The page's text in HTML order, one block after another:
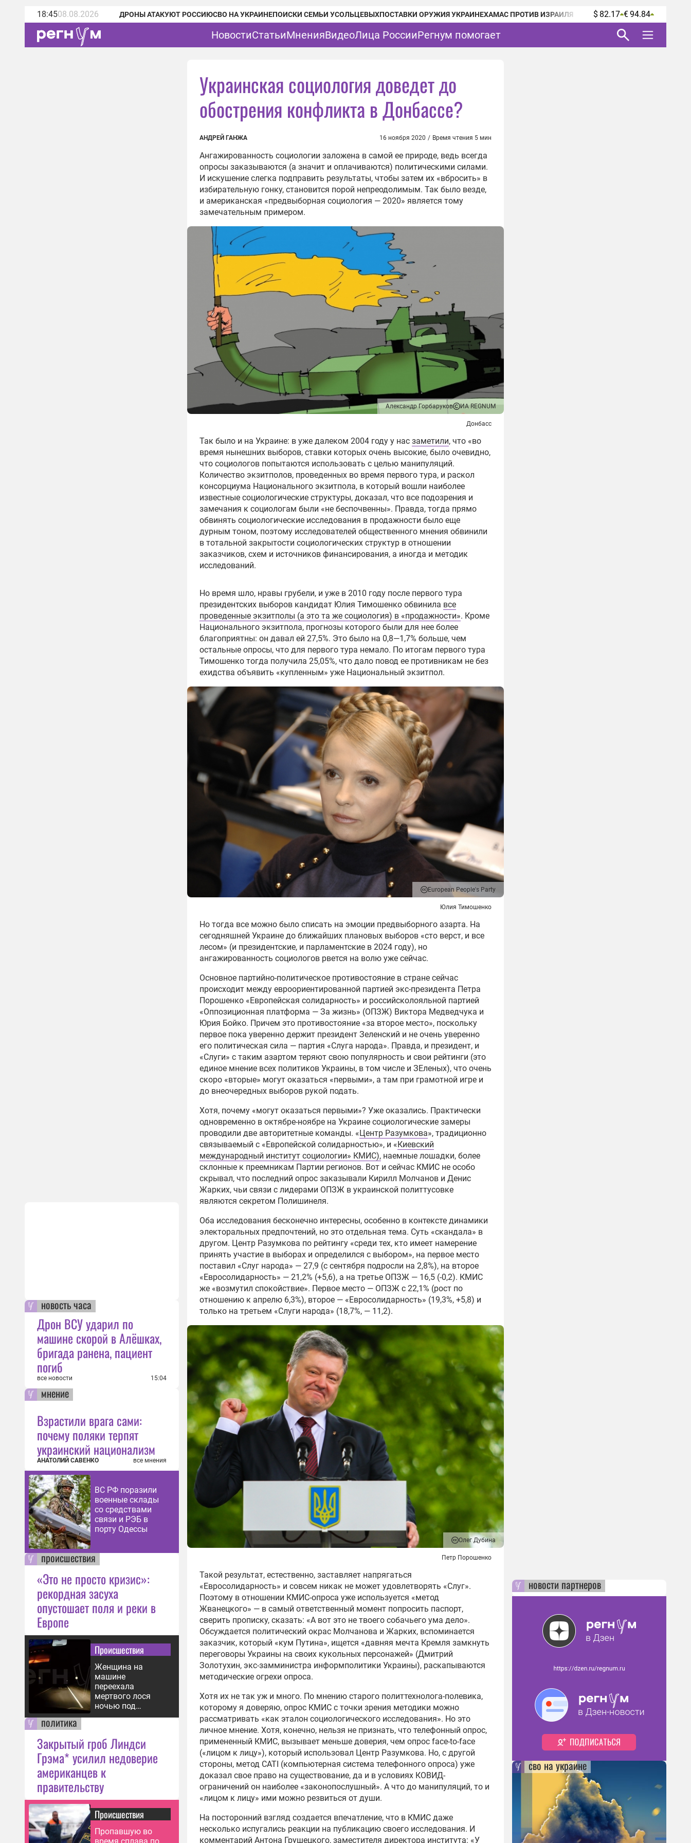
18:4508.08.2026 ДРОНЫ АТАКУЮТ РОССИЮСВО НА УКРАИНЕПОИСКИ СЕМЬИ УСОЛЬЦЕВЫХПОСТАВКИ ОРУЖИЯ УКРАИНЕХАМАС ПРОТИВ ИЗРАИЛЯ $ 82.17 € 94.84
НовостиСтатьиМненияВидеоЛица РоссииРегнум помогает
новость часа
Дрон ВСУ ударил по
машине скорой в Алёшках,
бригада ранена, пациент
погиб
все новости 15:04
мнение
Взрастили врага сами:
почему поляки терпят
украинский национализм
АНАТОЛИЙ САВЕНКО все мнения
ВС РФ поразили
военные склады
со средствами
связи и РЭБ в
порту Одессы
происшествия
«Это не просто кризис»:
рекордная засуха
опустошает поля и реки в
Европе
Происшествия
Женщина на
машине
переехала
мертвого лося
ночью под
Ярославлем
политика
Закрытый гроб Линдси
Грэма* усилил недоверие
американцев к
правительству
Происшествия
Пропавшую во
Украинская социология доведет до
обострения конфликта в Донбассе?
АНДРЕЙ ГАНЖА 16 ноября 2020 / Время чтения 5 мин
Ангажированность социологии заложена в самой ее природе, ведь всегда
опросы заказываются (а значит и оплачиваются) политическими силами.
И искушение слегка подправить результаты, чтобы затем их «вбросить» в
избирательную гонку, становится порой непреодолимым. Так было везде,
и американская «предвыборная социология — 2020» является тому
замечательным примером.
Александр Горбаруков ИА REGNUM
Донбасс
Так было и на Украине: в уже далеком 2004 году у нас заметили, что «во
время нынешних выборов, ставки которых очень высокие, было очевидно,
что социологов попытаются использовать с целью манипуляций.
Количество экзитполов, проведенных во время первого тура, и раскол
консорциума Национального экзитпола, в который вошли наиболее
известные социологические структуры, доказал, что все подозрения и
замечания к социологам были «не беспочвенны». Правда, тогда прямо
обвинять социологические исследования в продажности было еще
дурным тоном, поэтому исследователей общественного мнения обвинили
в тотальной закрытости социологических структур в отношении
заказчиков, схем и источников финансирования, а иногда и методик
исследований.
Но время шло, нравы грубели, и уже в 2010 году после первого тура
президентских выборов кандидат Юлия Тимошенко обвинила все
проведенные экзитполы (а это та же социология) в «продажности». Кроме
Национального экзитпола, прогнозы которого были для нее более
благоприятны: он давал ей 27,5%. Это было на 0,8—1,7% больше, чем
остальные опросы, что для первого тура немало. По итогам первого тура
Тимошенко тогда получила 25,05%, что дало повод ее противникам не без
ехидства объявить «купленным» уже Национальный экзитпол.
European People's Party
Юлия Тимошенко
Но тогда все можно было списать на эмоции предвыборного азарта. На
сегодняшней Украине до ближайших плановых выборов «сто верст, и все
лесом» (и президентские, и парламентские в 2024 году), но
ангажированность социологов рвется на волю уже сейчас.
Основное партийно-политическое противостояние в стране сейчас
происходит между евроориентированной партией экс-президента Петра
Порошенко «Европейская солидарность» и российсколояльной партией
«Оппозиционная платформа — За жизнь» (ОПЗЖ) Виктора Медведчука и
Юрия Бойко. Причем это противостояние «за второе место», поскольку
первое пока уверенно держит президент Зеленский и не очень уверенно
его политическая сила — партия «Слуга народа». Правда, и президент, и
«Слуги» с таким азартом теряют свою популярность и свои рейтинги (это
единое мнение всех политиков Украины, в том числе и ЗЕленых), что очень
скоро «вторые» могут оказаться «первыми», а там при грамотной игре и
до внеочередных выборов рукой подать.
Хотя, почему «могут оказаться первыми»? Уже оказались. Практически
одновременно в октябре-ноябре на Украине социологические замеры
проводили две авторитетные команды. «Центр Разумкова», традиционно
связываемый с «Европейской солидарностью», и «Киевский
международный институт социологии» КМИС), наемные лошадки, более
склонные к преемникам Партии регионов. Вот и сейчас КМИС не особо
скрывал, что последний опрос заказывали Кирилл Молчанов и Денис
Жарких, чьи связи с лидерами ОПЗЖ в украинской политтусовке
являются секретом Полишинеля.
Оба исследования бесконечно интересны, особенно в контексте динамики
электоральных предпочтений, но это отдельная тема. Суть «скандала» в
другом. Центр Разумкова по рейтингу «среди тех, кто имеет намерение
принять участие в выборах и определился с выбором», на первое место
поставил «Слуг народа» — 27,9 (с сентября подросли на 2,8%), на второе
«Евросолидарность» — 21,2% (+5,6), а на третье ОПЗЖ — 16,5 (-0,2). КМИС
же «возмутил спокойствие». Первое место — ОПЗЖ с 22,1% (рост по
отношению к апрелю 6,3%), второе — «Евросолидарность» (19,3%, +5,8) и
только на третьем «Слуги народа» (18,7%, — 11,2).
Олег Дубина
Петр Порошенко
Такой результат, естественно, заставляет напрягаться
«Евросолидарность» и совсем никак не может удовлетворять «Слуг».
Поэтому в отношении КМИС-опроса уже используется «метод
Жванецкого» — в самый ответственный момент попросить паспорт,
сверить прописку, сказать: «А вот это не твоего собачьего ума дело».
Обсуждается политический окрас Молчанова и Жарких, вспоминается
заказчик, который «кум Путина», ищется «давняя мечта Кремля замкнуть
переговоры Украины на своих кукольных персонажей» (Дмитрий
Золотухин, экс-замминистра информполитики Украины), раскапываются
методические огрехи опроса.
Хотя их не так уж и много. По мнению старого политтехнолога-полевика,
которому я доверяю, опрос КМИС с точки зрения методики можно
рассматривать «как эталон социологического исследования». Но это
личное мнение. Хотя, конечно, нельзя не признать, что телефонный опрос,
примененный КМИС, вызывает меньше доверия, чем опрос face-to-face
(«лицом к лицу»), который использовал Центр Разумкова. Но, с другой
стороны, метод CATI (компьютерная система телефонного опроса) уже
доказал свое право на существование, да и в условиях КОВИД-
ограничений он наиболее «законопослушный». А что до манипуляций, то и
«лицом к лицу» ими можно резвиться от души.
На посторонний взгляд создается впечатление, что в КМИС даже
несколько испугались реакции на публикацию своего исследования. И
комментарий Антона Грушецкого, заместителя директора института: «У
новости партнеров
сво на украине